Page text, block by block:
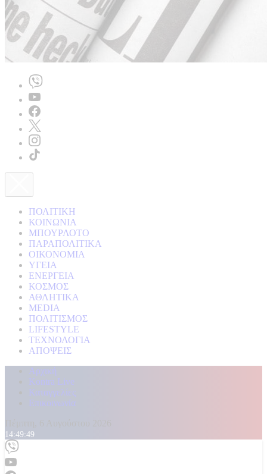
ΠΟΛΙΤΙΚΗ
ΚΟΙΝΩΝΙΑ
ΜΠΟΥΡΛΟΤΟ
ΠΑΡΑΠΟΛΙΤΙΚΑ
ΟΙΚΟΝΟΜΙΑ
ΥΓΕΙΑ
ΕΝΕΡΓΕΙΑ
ΚΟΣΜΟΣ
ΑΘΛΗΤΙΚΑ
MEDIA
ΠΟΛΙΤΙΣΜΟΣ
LIFESTYLE
ΤΕΧΝΟΛΟΓΙΑ
ΑΠΟΨΕΙΣ
Αρχική
Kontra Live
Καταγγελίες
Επικοινωνία
14:49:53